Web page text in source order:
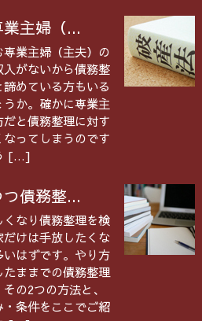
主婦（...
業主婦（主夫）の
がないから債務整
めている方もいる
か。確かに専業主
と債務整理に対す
ってしまうのです
[…]
債務整...
なり債務整理を検
けは手放したくな
はずです。やり方
ままでの債務整理
の2つの方法と、
条件をここでご紹